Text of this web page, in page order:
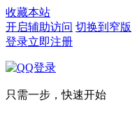
收藏本站
开启辅助访问 切换到窄版
登录立即注册
只需一步，快速开始